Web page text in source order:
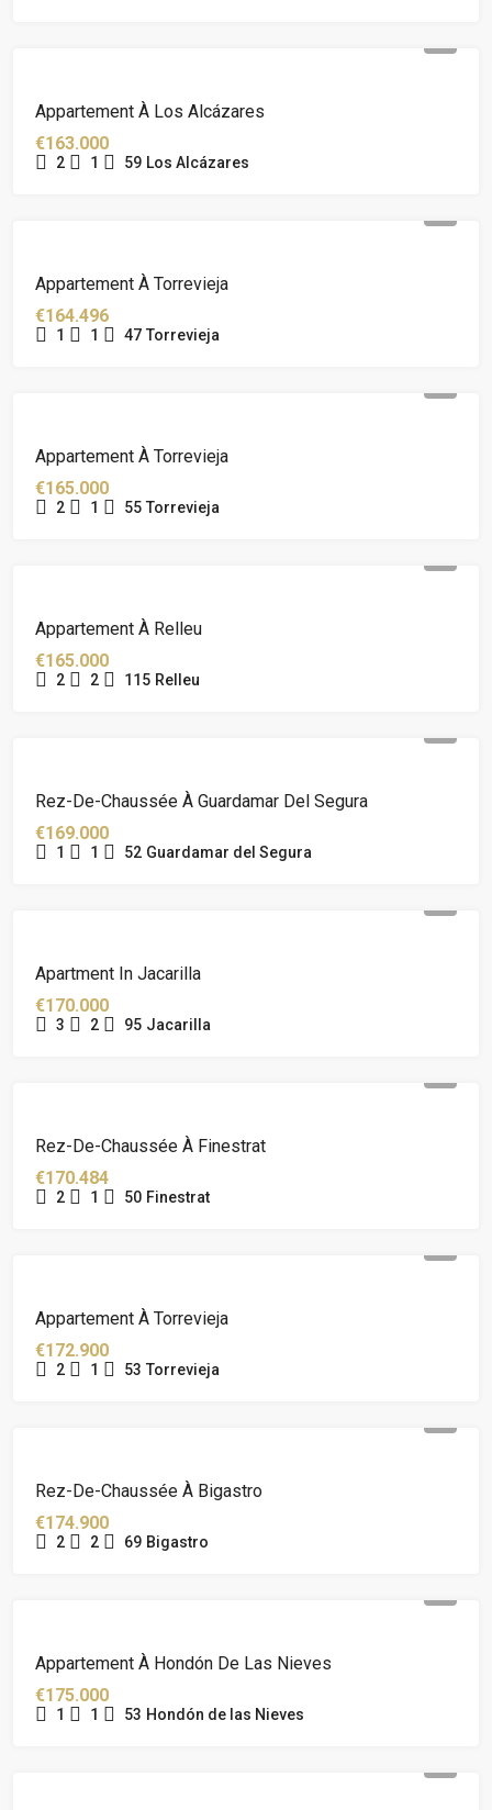
Appartement À Los Alcázares
€163.000
2 1 59 Los Alcázares
Appartement À Torrevieja
€164.496
1 1 47 Torrevieja
Appartement À Torrevieja
€165.000
2 1 55 Torrevieja
Appartement À Relleu
€165.000
2 2 115 Relleu
Rez-De-Chaussée À Guardamar Del Segura
€169.000
1 1 52 Guardamar del Segura
Apartment In Jacarilla
€170.000
3 2 95 Jacarilla
Rez-De-Chaussée À Finestrat
€170.484
2 1 50 Finestrat
Appartement À Torrevieja
€172.900
2 1 53 Torrevieja
Rez-De-Chaussée À Bigastro
€174.900
2 2 69 Bigastro
Appartement À Hondón De Las Nieves
€175.000
1 1 53 Hondón de las Nieves